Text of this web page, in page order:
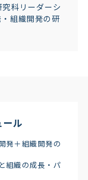
科リーダーシ
組織開発の研
ール
発＋組織開発の
組織の成長・パ